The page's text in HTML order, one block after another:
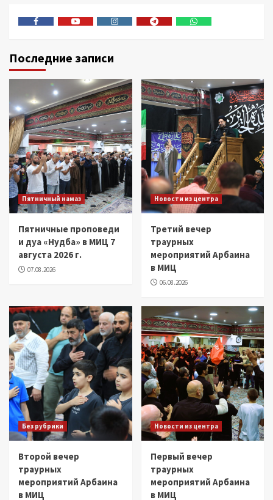
Последние записи
Пятничный намаз
Пятничные проповеди
и дуа «Нудба» в МИЦ 7
августа 2026 г.
07.08.2026
Новости из центра
Третий вечер
траурных
мероприятий Арбаина
в МИЦ
06.08.2026
Без рубрики
Второй вечер
траурных
мероприятий Арбаина
в МИЦ
Новости из центра
Первый вечер
траурных
мероприятий Арбаина
в МИЦ